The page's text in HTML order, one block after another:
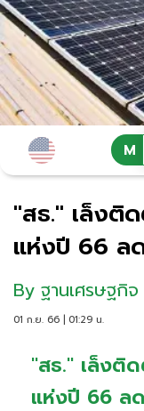
"สธ." เล็งติ
แห่งปี 66 ล
By ฐานเศรษฐกิจ
01 ก.ย. 66 | 01:29 น.
"สธ." เล็งติ
แห่งปี 66 ล